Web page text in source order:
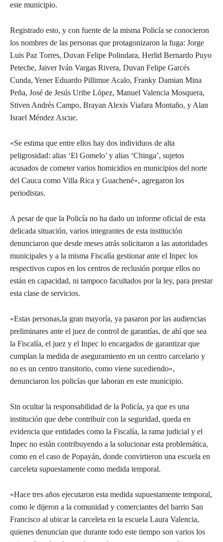
este municipio.
Registrado esto, y con fuente de la misma Policía se conocieron
los nombres de las personas que protagonizaron la fuga: Jorge
Luis Paz Torres, Duvan Felipe Polindara, Herlid Bernardo Puyo
Peteche, Jaiver Iván Vargas Rivera, Duvan Felipe Garcés
Cunda, Yener Eduardo Pillimue Acalo, Franky Damian Mina
Peña, José de Jesús Uribe López, Manuel Valencia Mosquera,
Stiven Andrés Campo, Brayan Alexis Viafara Montaño, y Alan
Israel Méndez Ascue.
«Se estima que entre ellos hay dos individuos de alta
peligrosidad: alias ‘El Gomelo’ y alias ‘Chinga’, sujetos
acusados de cometer varios homicidios en municipios del norte
del Cauca como Villa Rica y Guachené», agregaron los
periodistas.
A pesar de que la Policía no ha dado un informe oficial de esta
delicada situación, varios integrantes de esta institución
denunciaron que desde meses atrás solicitaron a las autoridades
municipales y a la misma Fiscalía gestionar ante el Inpec los
respectivos cupos en los centros de reclusión porque ellos no
están en capacidad, ni tampoco facultados por la ley, para prestar
esta clase de servicios.
«Estas personas,la gran mayoría, ya pasaron por las audiencias
preliminares ante el juez de control de garantías, de ahí que sea
la Fiscalía, el juez y el Inpec lo encargados de garantizar que
cumplan la medida de aseguramiento en un centro carcelario y
no es un centro transitorio, como viene sucediendo»,
denunciaron los policías que laboran en este municipio.
Sin ocultar la responsabilidad de la Policía, ya que es una
institución que debe contribuir con la seguridad, queda en
evidencia que entidades como la Fiscalía, la rama judicial y el
Inpec no están contribuyendo a la solucionar esta problemática,
como en el caso de Popayán, donde convirtieron una escuela en
carceleta supuestamente como medida temporal.
«Hace tres años ejecutaron esta medida supuestamente temporal,
como le dijeron a la comunidad y comerciantes del barrio San
Francisco al ubicar la carceleta en la escuela Laura Valencia,
quienes denuncian que durante todo este tiempo son varios los